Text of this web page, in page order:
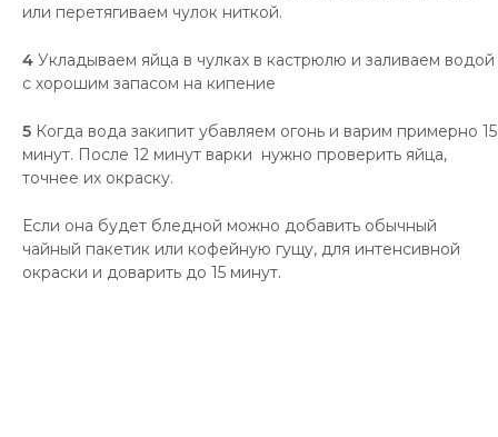
или перетягиваем чулок ниткой.
4 Укладываем яйца в чулках в кастрюлю и заливаем водой
с хорошим запасом на кипение
5 Когда вода закипит убавляем огонь и варим примерно 15
минут. После 12 минут варки нужно проверить яйца,
точнее их окраску.
Если она будет бледной можно добавить обычный
чайный пакетик или кофейную гущу, для интенсивной
окраски и доварить до 15 минут.